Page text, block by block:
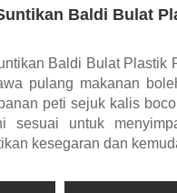
Baldi Bulat
Baldi Bulat Plastik
pulang makanan
peti sejuk kalis
sesuai untuk
kesegaran dan